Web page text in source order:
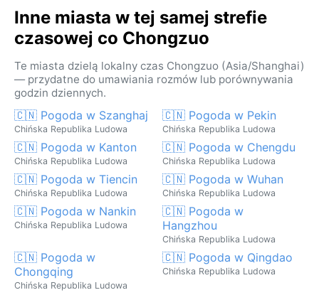
Inne miasta w tej samej strefie
czasowej co Chongzuo
Te miasta dzielą lokalny czas Chongzuo (Asia/Shanghai)
— przydatne do umawiania rozmów lub porównywania
godzin dziennych.
🇨🇳 Pogoda w Szanghaj
Chińska Republika Ludowa
🇨🇳 Pogoda w Pekin
Chińska Republika Ludowa
🇨🇳 Pogoda w Kanton
Chińska Republika Ludowa
🇨🇳 Pogoda w Chengdu
Chińska Republika Ludowa
🇨🇳 Pogoda w Tiencin
Chińska Republika Ludowa
🇨🇳 Pogoda w Wuhan
Chińska Republika Ludowa
🇨🇳 Pogoda w Nankin
Chińska Republika Ludowa
🇨🇳 Pogoda w
Hangzhou
Chińska Republika Ludowa
🇨🇳 Pogoda w
Chongqing
Chińska Republika Ludowa
🇨🇳 Pogoda w Qingdao
Chińska Republika Ludowa